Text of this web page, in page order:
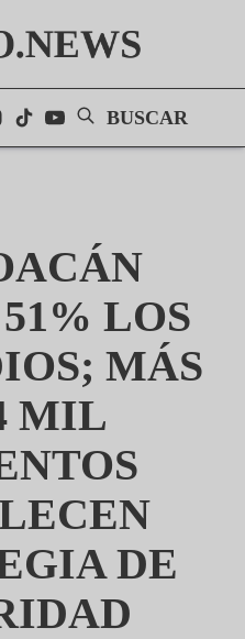
BUSCAR
LOS
MÁS
MIL
DE